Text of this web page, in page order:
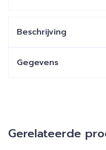
Beschrijving
Gegevens
Gerelateerde